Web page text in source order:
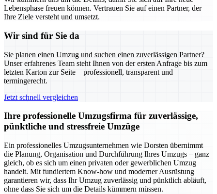
Lebensphase freuen können. Vertrauen Sie auf einen Partner, der
Ihre Ziele versteht und umsetzt.
Wir sind für Sie da
Sie planen einen Umzug und suchen einen zuverlässigen Partner?
Unser erfahrenes Team steht Ihnen von der ersten Anfrage bis zum
letzten Karton zur Seite – professionell, transparent und
termingerecht.
Jetzt schnell vergleichen
Ihre professionelle Umzugsfirma für zuverlässige,
pünktliche und stressfreie Umzüge
Ein professionelles Umzugsunternehmen wie Dorsten übernimmt
die Planung, Organisation und Durchführung Ihres Umzugs – ganz
gleich, ob es sich um einen privaten oder gewerblichen Umzug
handelt. Mit fundiertem Know-how und moderner Ausrüstung
garantieren wir, dass Ihr Umzug zuverlässig und pünktlich abläuft,
ohne dass Sie sich um die Details kümmern müssen.